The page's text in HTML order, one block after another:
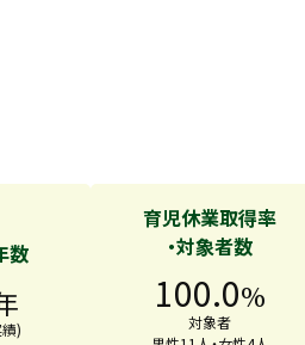
数
)
育児休業取得率
・対象者数
100.0%
対象者